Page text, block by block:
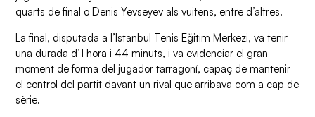
quarts de final o Denis Yevseyev als vuitens, entre d’altres.
La final, disputada a l’Istanbul Tenis Eğitim Merkezi, va tenir
una durada d’1 hora i 44 minuts, i va evidenciar el gran
moment de forma del jugador tarragoní, capaç de mantenir
el control del partit davant un rival que arribava com a cap de
sèrie.